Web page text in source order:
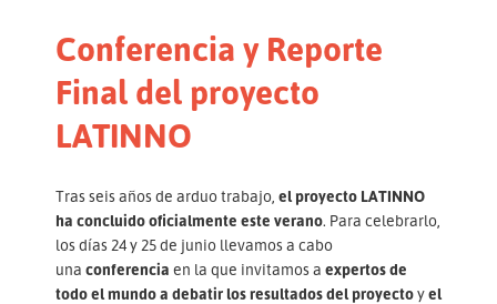
Conferencia y Reporte
Final del proyecto
LATINNO
Tras seis años de arduo trabajo, el proyecto LATINNO
ha concluido oficialmente este verano. Para celebrarlo,
los días 24 y 25 de junio llevamos a cabo
una conferencia en la que invitamos a expertos de
todo el mundo a debatir los resultados del proyectoyel